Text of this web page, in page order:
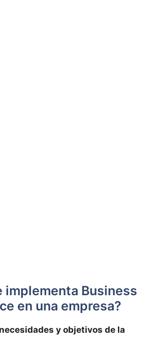
‍implementa Business
en una empresa?
y objetivos de la